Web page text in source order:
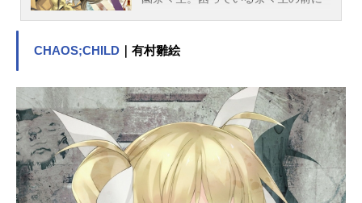
ミカゲ。奈々生は家(=廃神社)と引き
い…!?しかも社には、性格最悪で凶
暴な妖狐・巴衛が神使として居座っ
ていた。社の精である鬼切と虎徹に
励まされながら社の仕事をこなす
奈々生に、巴衛はいつも悪口ばか
り。ある日奈々生は鬼切から「神使
の契約を結べば、巴衛が絶対服従す
CHAOS;CHILD ｜有村雛絵